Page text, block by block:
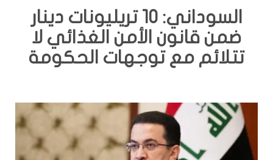
السوداني: 10 تريليونات دينار
ضمن قانون الأمن الغذائي لا
تتلائم مع توجهات الحكومة